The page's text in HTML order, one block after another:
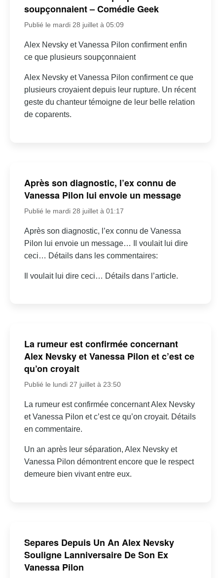
soupçonnaient – Comédie Geek
Publié le mardi 28 juillet à 05:09
Alex Nevsky et Vanessa Pilon confirment enfin
ce que plusieurs soupçonnaient
Alex Nevsky et Vanessa Pilon confirment ce que
plusieurs croyaient depuis leur rupture. Un récent
geste du chanteur témoigne de leur belle relation
de coparents.
Après son diagnostic, l’ex connu de
Vanessa Pilon lui envoie un message
Publié le mardi 28 juillet à 01:17
Après son diagnostic, l’ex connu de Vanessa
Pilon lui envoie un message… Il voulait lui dire
ceci… Détails dans les commentaires:
Il voulait lui dire ceci… Détails dans l’article.
La rumeur est confirmée concernant
Alex Nevsky et Vanessa Pilon et c’est ce
qu’on croyait
Publié le lundi 27 juillet à 23:50
La rumeur est confirmée concernant Alex Nevsky
et Vanessa Pilon et c’est ce qu’on croyait. Détails
en commentaire.
Un an après leur séparation, Alex Nevsky et
Vanessa Pilon démontrent encore que le respect
demeure bien vivant entre eux.
Separes Depuis Un An Alex Nevsky
Souligne Lanniversaire De Son Ex
Vanessa Pilon